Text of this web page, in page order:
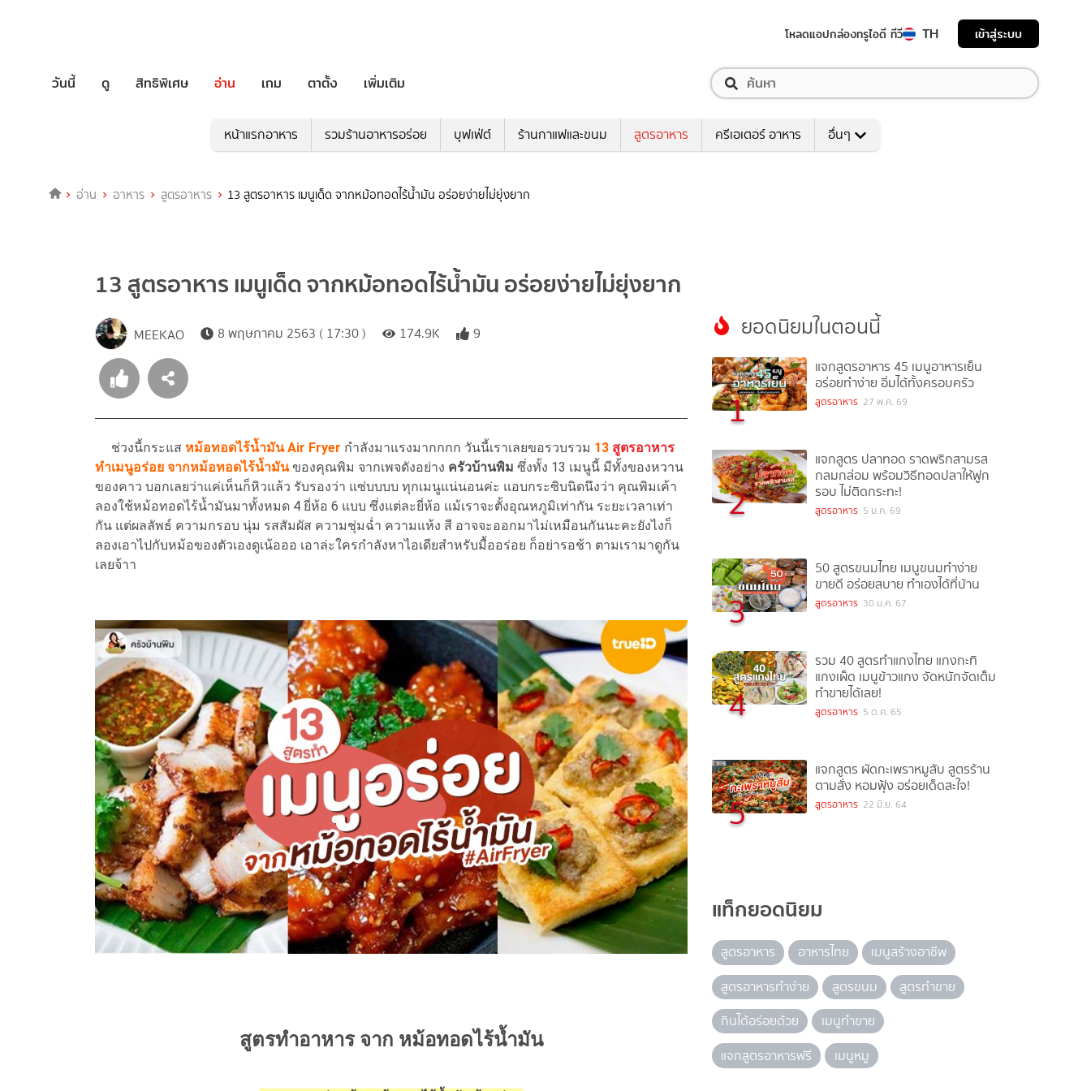
โหลดแอปกล่องทรูไอดี ทีวี TH เข้าสู่ระบบ
วันนี้ ดู สิทธิพิเศษ อ่าน เกม ตาตั้ง เพิ่มเติม
หน้าแรกอาหาร รวมร้านอาหารอร่อย บุฟเฟ่ต์ ร้านกาแฟและขนม สูตรอาหาร ครีเอเตอร์ อาหาร อื่นๆ
อ่าน อาหาร สูตรอาหาร 13 สูตรอาหาร เมนูเด็ด จากหม้อทอดไร้น้ำมัน อร่อยง่ายไม่ยุ่งยาก
13 สูตรอาหาร เมนูเด็ด จากหม้อทอดไร้น้ำมัน อร่อยง่ายไม่ยุ่งยาก
MEEKAO 8 พฤษภาคม 2563 ( 17:30 ) 174.9K 9
ช่วงนี้กระแส หม้อทอดไร้น้ำมัน Air Fryer กำลังมาแรงมากกกก วันนี้เราเลยขอรวบรวม 13 สูตรอาหาร
ทำเมนูอร่อย จากหม้อทอดไร้น้ำมันของคุณพิม จากเพจดังอย่าง ครัวบ้านพิม ซึ่งทั้ง 13 เมนูนี้ มีทั้งของหวาน
ของคาว บอกเลยว่าแค่เห็นก็หิวแล้ว รับรองว่า แซ่บบบบ ทุกเมนูแน่นอนค่ะ แอบกระซิบนิดนึงว่า คุณพิมเค้า
ลองใช้หม้อทอดไร้น้ำมันมาทั้งหมด 4 ยี่ห้อ 6 แบบ ซึ่งแต่ละยี่ห้อ แม้เราจะตั้งอุณหภูมิเท่ากัน ระยะเวลาเท่า
กัน แต่ผลลัพธ์ ความกรอบ นุ่ม รสสัมผัส ความชุ่มฉ่ำ ความแห้ง สี อาจจะออกมาไม่เหมือนกันนะคะยังไงก็
ลองเอาไปกับหม้อของตัวเองดูเน้อออ เอาล่ะใครกำลังหาไอเดียสำหรับมื้ออร่อย ก็อย่ารอช้า ตามเรามาดูกัน
เลยจ้าา
สูตรทำอาหาร จาก หม้อทอดไร้น้ำมัน
ยอดนิยมในตอนนี้
1
แจกสูตรอาหาร 45 เมนูอาหารเย็น
อร่อยทำง่าย อิ่มได้ทั้งครอบครัว
สูตรอาหาร 27 พ.ค. 69
2
แจกสูตร ปลาทอด ราดพริกสามรส
กลมกล่อม พร้อมวิธีทอดปลาให้ฟูก
รอบ ไม่ติดกระทะ!
สูตรอาหาร 5 ม.ค. 69
3
50 สูตรขนมไทย เมนูขนมทำง่าย
ขายดี อร่อยสบาย ทำเองได้ที่บ้าน
สูตรอาหาร 30 ม.ค. 67
4
รวม 40 สูตรทำแกงไทย แกงกะทิ
แกงเผ็ด เมนูข้าวแกง จัดหนักจัดเต็ม
ทำขายได้เลย!
สูตรอาหาร 5 ต.ค. 65
5
แจกสูตร ผัดกะเพราหมูสับ สูตรร้าน
ตามสั่ง หอมฟุ้ง อร่อยเด็ดสะใจ!
สูตรอาหาร 22 มิ.ย. 64
แท็กยอดนิยม
สูตรอาหาร อาหารไทย
เมนูสร้างอาชีพ
สูตรอาหารทำง่าย
สูตรขนม
สูตรทำขาย
กินได้อร่อยด้วย
เมนูทำขาย
แจกสูตรอาหารฟรี
เมนูหมู